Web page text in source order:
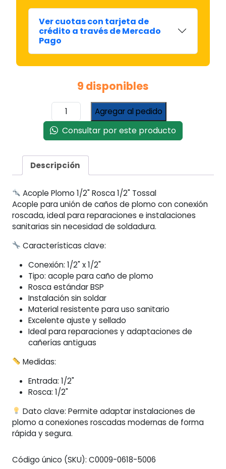
Ver cuotas con tarjeta de
crédito a través de Mercado
Pago
9 disponibles
Acople
Plomo
1/2"
Rosca
Tossal
cantidad
Agregar al pedido
Consultar por este producto
Descripción
Acople Plomo 1/2" Rosca 1/2" Tossal
Acople para unión de caños de plomo con conexión
roscada, ideal para reparaciones e instalaciones
sanitarias sin necesidad de soldadura.
Características clave:
Conexión: 1/2" x 1/2"
Tipo: acople para caño de plomo
Rosca estándar BSP
Instalación sin soldar
Material resistente para uso sanitario
Excelente ajuste y sellado
Ideal para reparaciones y adaptaciones de
cañerías antiguas
Medidas:
Entrada: 1/2"
Rosca: 1/2"
Dato clave: Permite adaptar instalaciones de
plomo a conexiones roscadas modernas de forma
rápida y segura.
Código único (SKU): C0009-0618-5006